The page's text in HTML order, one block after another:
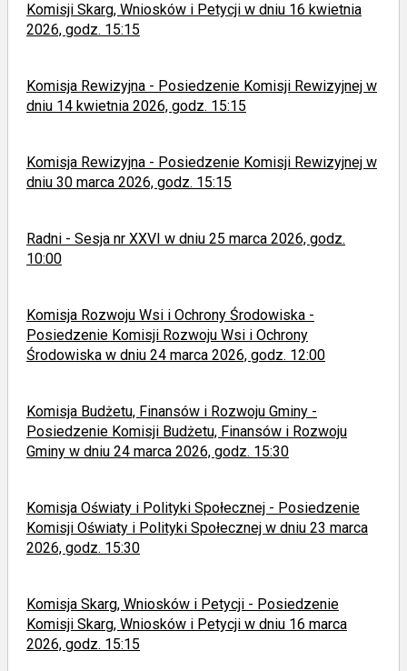
Komisji Skarg, Wniosków i Petycji w dniu 16 kwietnia
2026, godz. 15:15
Komisja Rewizyjna - Posiedzenie Komisji Rewizyjnej w
dniu 14 kwietnia 2026, godz. 15:15
Komisja Rewizyjna - Posiedzenie Komisji Rewizyjnej w
dniu 30 marca 2026, godz. 15:15
Radni - Sesja nr XXVI w dniu 25 marca 2026, godz.
10:00
Komisja Rozwoju Wsi i Ochrony Środowiska -
Posiedzenie Komisji Rozwoju Wsi i Ochrony
Środowiska w dniu 24 marca 2026, godz. 12:00
Komisja Budżetu, Finansów i Rozwoju Gminy -
Posiedzenie Komisji Budżetu, Finansów i Rozwoju
Gminy w dniu 24 marca 2026, godz. 15:30
Komisja Oświaty i Polityki Społecznej - Posiedzenie
Komisji Oświaty i Polityki Społecznej w dniu 23 marca
2026, godz. 15:30
Komisja Skarg, Wniosków i Petycji - Posiedzenie
Komisji Skarg, Wniosków i Petycji w dniu 16 marca
2026, godz. 15:15